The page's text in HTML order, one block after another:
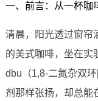
一、前言：从一杯咖
清晨，阳光透过窗帘
的美式咖啡，坐在
dbu（1,8-二氮杂双
剂那样张扬，却总能